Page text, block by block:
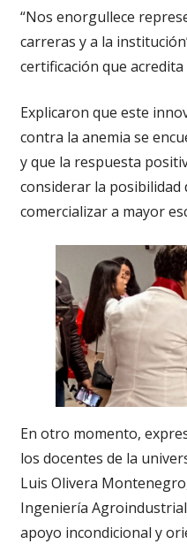
“Nos enorgullece
carreras y a la
certificación que
Explicaron que este
contra la anemia se
y que la respuesta
considerar la posibilidad
comercializar a mayor
En otro momento,
los docentes de la
Luis Olivera
Ingeniería
apoyo incondicional y